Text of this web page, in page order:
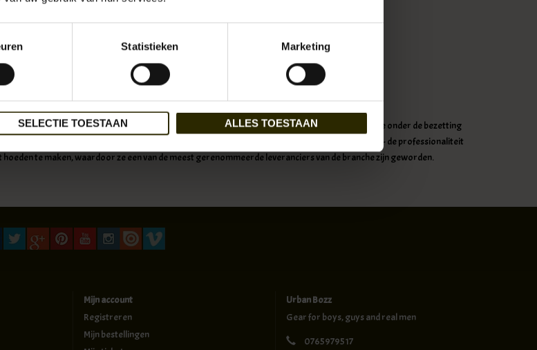
Statistieken Marketing
SELECTIE TOESTAAN ALLES TOESTAAN
van de pas geopende hoeden fabriek in Ulm, waren er moeilijke tijden in de Duitse stad, die onder de bezetting
en Leohnard Maysers, 220 jaar geleden, is er erg veel gebeurd, maar een ding is blijven bestaan - de professionaliteit
te maken, waardoor ze een van de meest gerenommeerde leveranciers van de branche zijn geworden.
Mijn account
Registreren
Mijn bestellingen
Urban Bozz
Gear for boys, guys and real men
0765979517